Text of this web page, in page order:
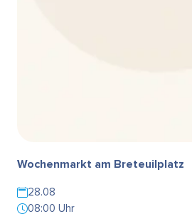
Wochenmarkt am Breteuilplatz
28.08
08:00 Uhr